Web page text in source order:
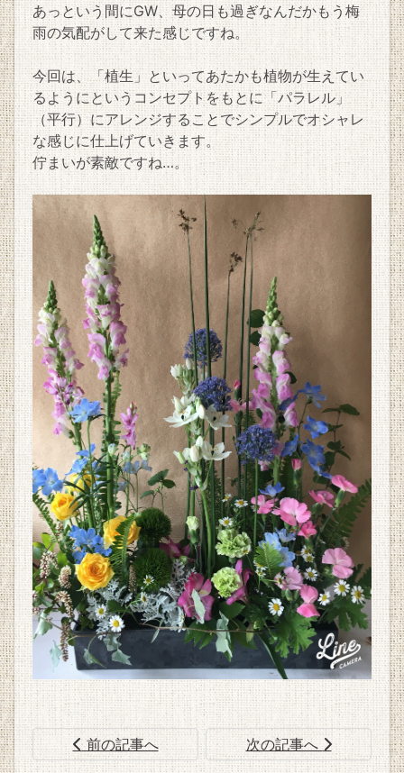
あっという間にGW、母の日も過ぎなんだかもう梅
雨の気配がして来た感じですね。
今回は、「植生」といってあたかも植物が生えてい
るようにというコンセプトをもとに「パラレル」
（平行）にアレンジすることでシンプルでオシャレ
な感じに仕上げていきます。
佇まいが素敵ですね…。
前の記事へ 次の記事へ